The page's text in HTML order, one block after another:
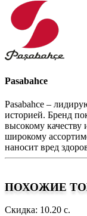
Pasabahce
Pasabahce –
историей. Бренд
высокому
широкому
наносит вред
ПОХОЖИЕ
Скидка: 10.20 с.